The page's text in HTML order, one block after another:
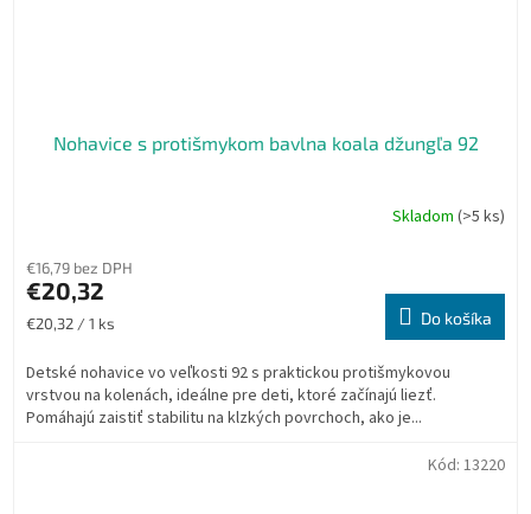
Nohavice s protišmykom bavlna koala džungľa 92
Skladom (>5 ks)
€16,79 bez DPH
€20,32
Jednotková
€20,32 / 1 ks Do košíka
Detské nohavice vo veľkosti 92 s praktickou protišmykovou
vrstvou na kolenách, ideálne pre deti, ktoré začínajú liezť.
Pomáhajú zaistiť stabilitu na klzkých povrchoch, ako je...
Kód: 13220